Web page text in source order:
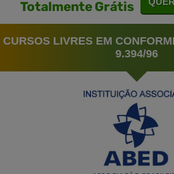
Totalmente Grátis
CURSOS LIVRES EM
9.394/96